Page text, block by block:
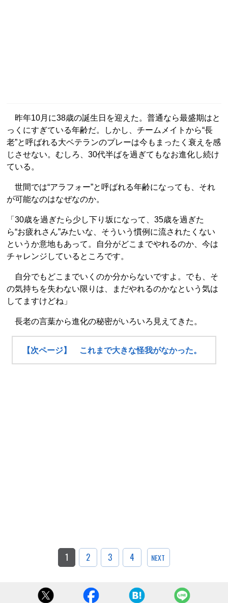
昨年10月に38歳の誕生日を迎えた。普通なら最盛期はと
っくにすぎている年齢だ。しかし、チームメイトから“長
老”と呼ばれる大ベテランのプレーは今もまったく衰えを感
じさせない。むしろ、30代半ばを過ぎてもなお進化し続け
ている。
世間では“アラフォー”と呼ばれる年齢になっても、それ
が可能なのはなぜなのか。
「30歳を過ぎたら少し下り坂になって、35歳を過ぎた
ら“お疲れさん”みたいな、そういう慣例に流されたくない
というか意地もあって。自分がどこまでやれるのか、今は
チャレンジしているところです。
自分でもどこまでいくのか分からないですよ。でも、そ
の気持ちを失わない限りは、まだやれるのかなという気は
してますけどね」
長老の言葉から進化の秘密がいろいろ見えてきた。
【次ページ】 これまで大きな怪我がなかった。
1 2 3 4 NEXT